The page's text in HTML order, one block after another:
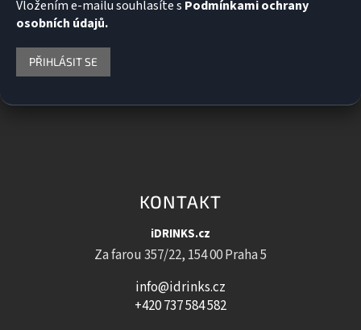
Vložením e-mailu souhlasíte s Podmínkami ochrany
osobních údajů.
PŘIHLÁSIT SE
KONTAKT
iDRINKS.cz
Za farou 357/22, 154 00 Praha 5
info@idrinks.cz
+420 737 584 582